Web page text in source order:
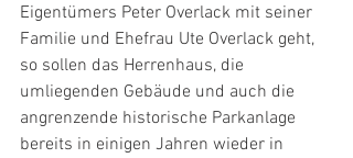
Eigentümers Peter Overlack mit seiner
Familie und Ehefrau Ute Overlack geht,
so sollen das Herrenhaus, die
umliegenden Gebäude und auch die
angrenzende historische Parkanlage
bereits in einigen Jahren wieder in